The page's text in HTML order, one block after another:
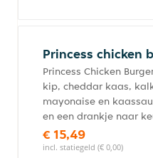
Princess chicken
Princess Chicken
kip, cheddar kaas,
mayonaise en
en een drankje naar
€ 15,49
incl. statiegeld (€ 0,00)